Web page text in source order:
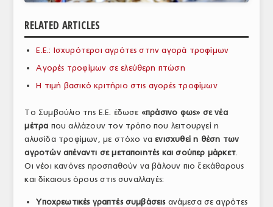
ΑΝΑΛΥΣΕΙΣ
ΠΑΡΑΓΩΓΗ & ΕΜΠΟΡΙΑ
ΠΡΩΤΕΣ ΥΛΕΣ
ΕΞΟΠΛΙΣΜΟΣ
ΥΠΗΡΕΣΙΕΣ
RELATED ARTICLES
Ε.Ε.: Ισχυρότεροι αγρότες στην αγορά τροφίμων
Αγορές τροφίμων σε ελεύθερη πτώση
Η τιμή βασικό κριτήριο στις αγορές τροφίμων
Το Συμβούλιο της Ε.Ε. έδωσε «πράσινο φως» σε νέα
μέτρα που αλλάζουν τον τρόπο που λειτουργεί η
αλυσίδα τροφίμων, με στόχο ναενισχυθεί η θέση των
αγροτών απέναντι σε μεταποιητές και σούπερ μάρκετ.
Οι νέοι κανόνες προσπαθούν να βάλουν πιο ξεκάθαρους
και δίκαιους όρους στις συναλλαγές:
Υποχρεωτικές γραπτές συμβάσειςανάμεσα σε αγρότες